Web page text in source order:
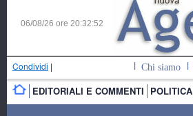
06/08/26 ore 20:32:53
Condividi | Chi siamo
EDITORIALI E COMMENTI POLITICA